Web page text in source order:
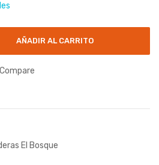
AÑADIR AL CARRITO
Compare
El Bosque